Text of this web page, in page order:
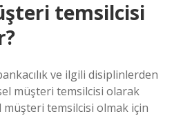
temsilcisi
ve ilgili disiplinlerden
müşteri temsilcisi olarak
müşteri temsilcisi olmak için